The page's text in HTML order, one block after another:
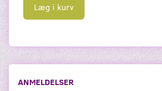
Læg i kurv
ANMELDELSER